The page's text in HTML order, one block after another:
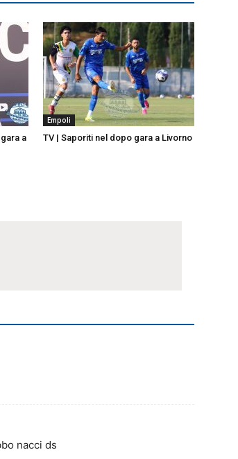
a
Empoli
TV | Saporiti nel dopo gara a Livorno
nacci ds